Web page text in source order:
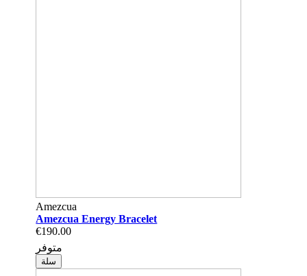
Amezcua
Amezcua Energy Bracelet
€190.00
متوفر
سلة